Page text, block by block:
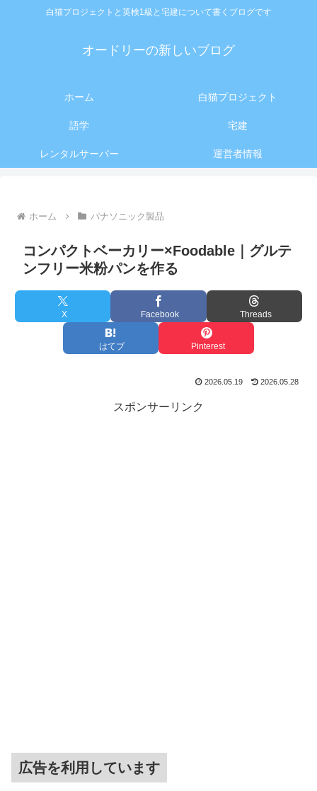
白猫プロジェクトと英検1級と宅建について書くブログです
オードリーの新しいブログ
ホーム 白猫プロジェクト
語学 宅建
レンタルサーバー 運営者情報
ホーム パナソニック製品
コンパクトベーカリー×Foodable｜グルテ
ンフリー米粉パンを作る
X Facebook Threads
はてブ Pinterest
2026.05.19 2026.05.28
スポンサーリンク
広告を利用しています